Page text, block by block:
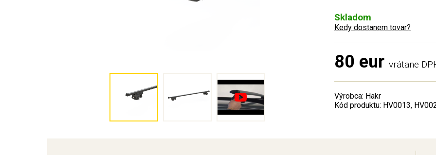
Skladom
Kedy dostanem tovar?
80 eur vrátane
Výrobca: Hakr
Kód produktu: HV0013,